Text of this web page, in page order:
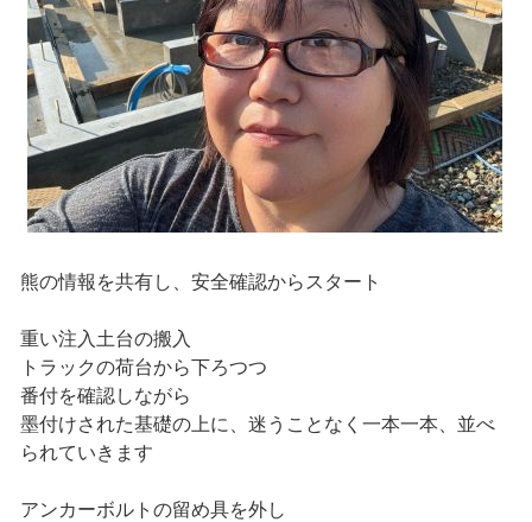
熊の情報を共有し、安全確認からスタート
重い注入土台の搬入
トラックの荷台から下ろつつ
番付を確認しながら
墨付けされた基礎の上に、迷うことなく一本一本、並べ
られていきます
アンカーボルトの留め具を外し